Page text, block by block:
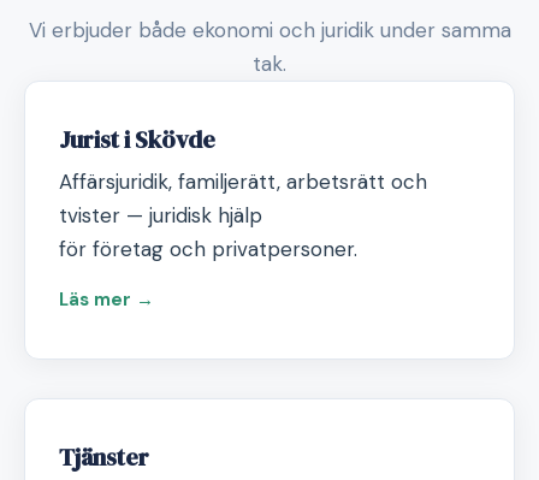
Vi erbjuder både ekonomi och juridik under samma
tak.
Jurist i Skövde
Affärsjuridik, familjerätt, arbetsrätt och
tvister — juridisk hjälp
för företag och privatpersoner.
Läs mer →
Tjänster